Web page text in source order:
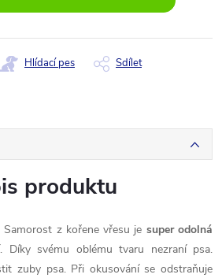
Hlídací pes Sdílet
produktu
z kořene vřesu je super odolná
Díky svému oblému tvaru nezraní psa.
zuby psa. Při okusování se odstraňuje